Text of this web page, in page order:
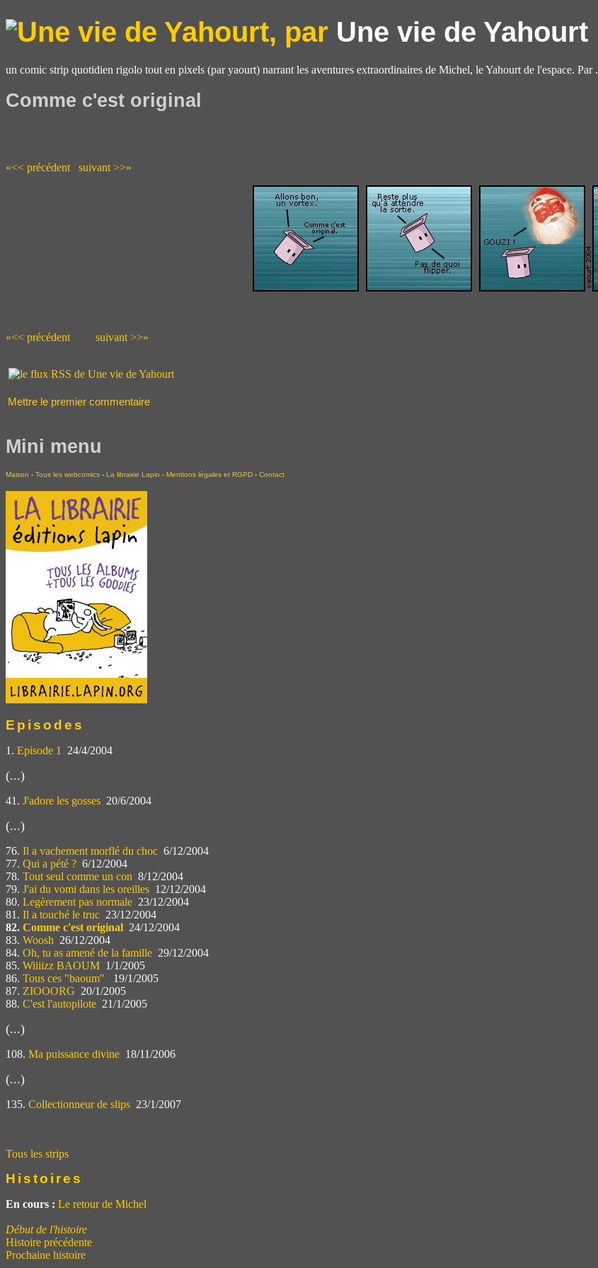
Une vie de Yahourt
un comic strip quotidien rigolo tout en pixels (par yaourt) narrant les aventures extraordinaires de Michel, le Yahourt de l'espace. Par .
Comme c'est original
«<< précédent suivant >>»
«<< précédent suivant >>»
Mettre le premier commentaire
Mini menu
Maison - Tous les webcomics - La librairie Lapin - Mentions légales et RGPD - Contact
Episodes
1. Episode 1 24/4/2004
(...)
41. J'adore les gosses 20/6/2004
(...)
76. Il a vachement morflé du choc 6/12/2004
77. Qui a pété ? 6/12/2004
78. Tout seul comme un con 8/12/2004
79. J'ai du vomi dans les oreilles 12/12/2004
80. Legèrement pas normale 23/12/2004
81. Il a touché le truc 23/12/2004
82. Comme c'est original 24/12/2004
83. Woosh 26/12/2004
84. Oh, tu as amené de la famille 29/12/2004
85. Wiiiizz BAOUM 1/1/2005
86. Tous ces "baoum"
19/1/2005
87. ZIOOORG 20/1/2005
88. C'est l'autopilote 21/1/2005
(...)
108. Ma puissance divine 18/11/2006
(...)
135. Collectionneur de slips 23/1/2007
Tous les strips
Histoires
En cours : Le retour de Michel
Début de l'histoire
Histoire précédente
Prochaine histoire